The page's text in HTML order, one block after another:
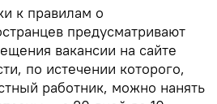
к правилам о
предусматривают
вакансии на сайте
по истечении которого,
работник, можно нанять